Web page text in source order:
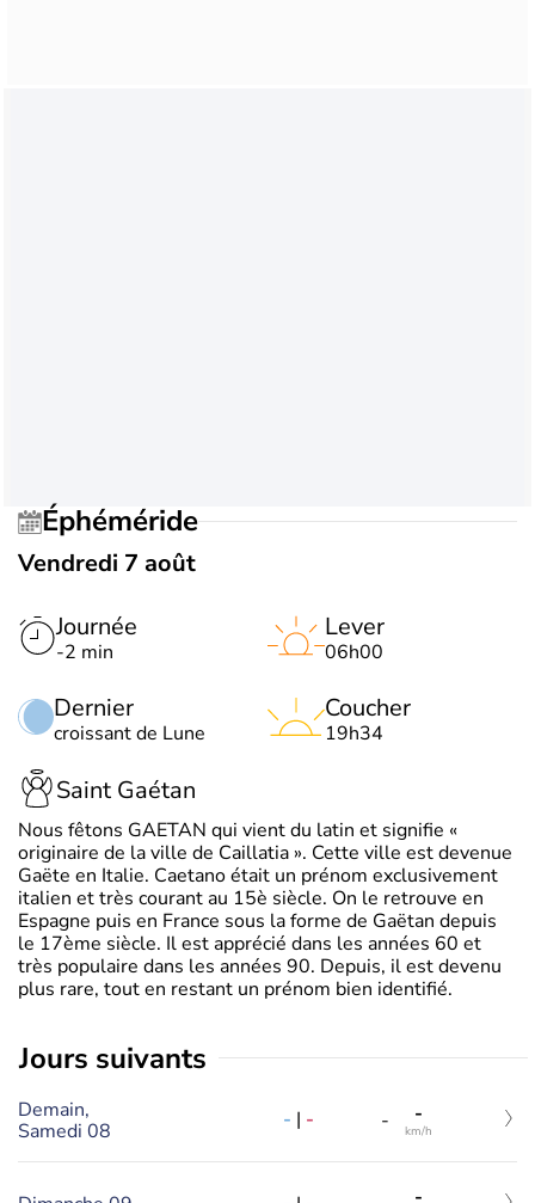
Éphéméride
Vendredi 7 août
Journée
-2 min
Dernier
croissant de Lune
Lever
06h00
Coucher
19h34
Saint Gaétan
Nous fêtons GAETAN qui vient du latin et signifie «
originaire de la ville de Caillatia ». Cette ville est devenue
Gaëte en Italie. Caetano était un prénom exclusivement
italien et très courant au 15è siècle. On le retrouve en
Espagne puis en France sous la forme de Gaëtan depuis
le 17ème siècle. Il est apprécié dans les années 60 et
très populaire dans les années 90. Depuis, il est devenu
plus rare, tout en restant un prénom bien identifié.
jours suivants
Demain,
Samedi 08
- | - - -
km/h
-